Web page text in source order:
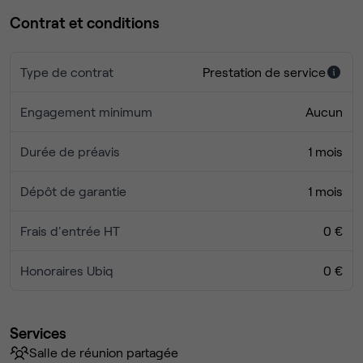
Contactez-nous dès maintenant pour organiser une visite !
Contrat et conditions
Type de contrat Prestation de service
Engagement minimum Aucun
Durée de préavis 1 mois
Dépôt de garantie 1 mois
Frais d'entrée HT 0 €
Honoraires Ubiq 0 €
Services
Salle de réunion partagée